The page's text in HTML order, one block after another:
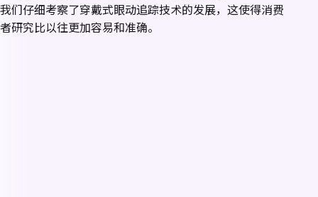
我们仔细考察了穿戴式眼动追踪技术的发展，这使得消费
者研究比以往更加容易和准确。